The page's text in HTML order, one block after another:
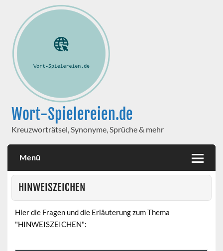
Wort-Spielereien.de
Kreuzworträtsel, Synonyme, Sprüche & mehr
Menü
HINWEISZEICHEN
Hier die Fragen und die Erläuterung zum Thema
"HINWEISZEICHEN":